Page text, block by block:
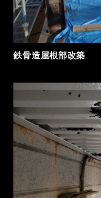
鉄骨造屋根部改築